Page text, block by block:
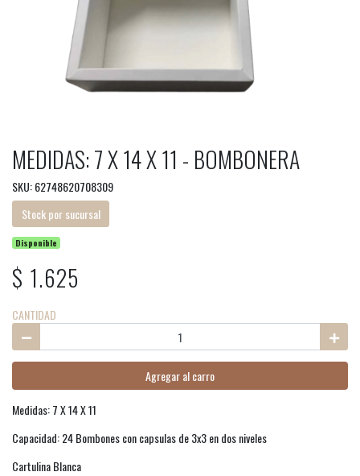
MEDIDAS: 7 X 14 X 11 - BOMBONERA
SKU: 62748620708309
Stock por sucursal
Disponible
$ 1.625
CANTIDAD
Agregar al carro
Medidas: 7 X 14 X 11
Capacidad: 24 Bombones con capsulas de 3x3 en dos niveles
Cartulina Blanca